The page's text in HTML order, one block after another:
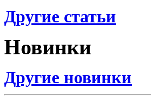
Другие статьи
Новинки
Другие новинки